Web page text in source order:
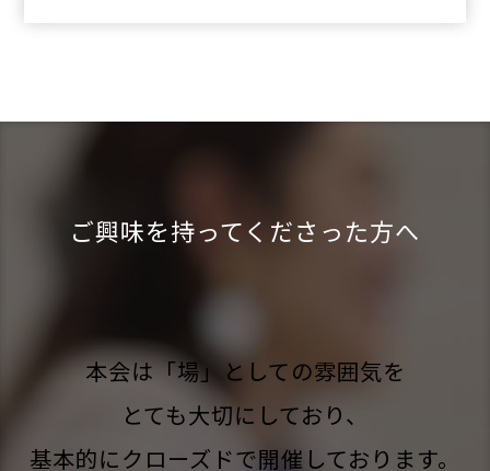
ご興味を持ってくださった方へ
本会は「場」としての雰囲気を
とても大切にしており、
基本的にクローズドで開催しております。